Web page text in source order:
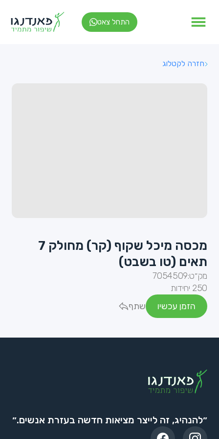
התחל צאט
חזרה לקטלוג
מכסה מיכל שקוף (קר) מחולק 7
תאים (טו בשבט)
מק״ט:7054509
250 יחידות
הזמן עכשיו
שתף
״להנהיג, זה לייצר מציאות חדשה בעזרת אנשים.״